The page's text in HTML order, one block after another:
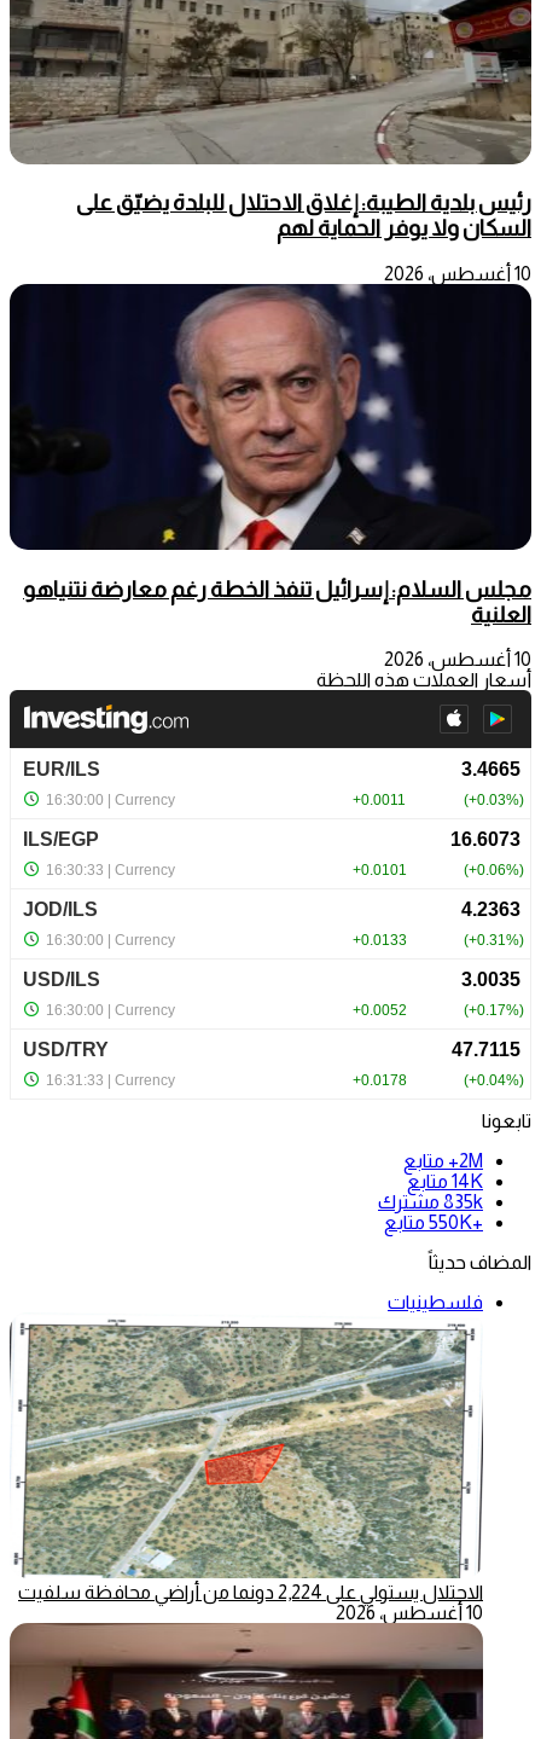
رئيس بلدية الطيبة: إغلاق الاحتلال للبلدة يضيّق على
السكان ولا يوفر الحماية لهم
10 أغسطس، 2026
مجلس السلام: إسرائيل تنفذ الخطة رغم معارضة نتنياهو
العلنية
10 أغسطس، 2026
أسعار العملات هذه اللحظة
تابعونا
2M+
متابع
14K متابع
835k مشترك
+550K
متابع
المضاف حديثاً
فلسطينيات
الاحتلال يستولي على 2,224 دونما من أراضي محافظة سلفيت
10 أغسطس، 2026